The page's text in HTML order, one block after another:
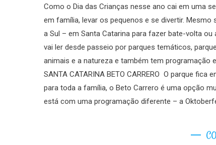
Como o Dia das Crianças nesse ano cai em uma
em família, levar os pequenos e se divertir.
a Sul – em Santa Catarina para fazer bate-volta
vai ler desde passeio por parques temáticos,
animais e a natureza e também tem programação
SANTA CATARINA BETO CARRERO O parque
para toda a família, o Beto Carrero é uma opção
está com uma programação diferente – a